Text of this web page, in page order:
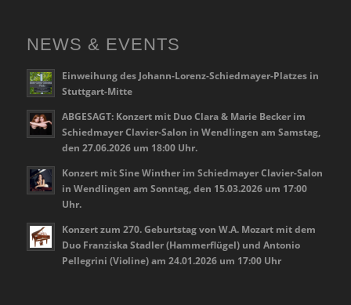
NEWS & EVENTS
Einweihung des Johann-Lorenz-Schiedmayer-Platzes in
Stuttgart-Mitte
ABGESAGT: Konzert mit Duo Clara & Marie Becker im
Schiedmayer Clavier-Salon in Wendlingen am Samstag,
den 27.06.2026 um 18:00 Uhr.
Konzert mit Sine Winther im Schiedmayer Clavier-Salon
in Wendlingen am Sonntag, den 15.03.2026 um 17:00
Uhr.
Konzert zum 270. Geburtstag von W.A. Mozart mit dem
Duo Franziska Stadler (Hammerflügel) und Antonio
Pellegrini (Violine) am 24.01.2026 um 17:00 Uhr